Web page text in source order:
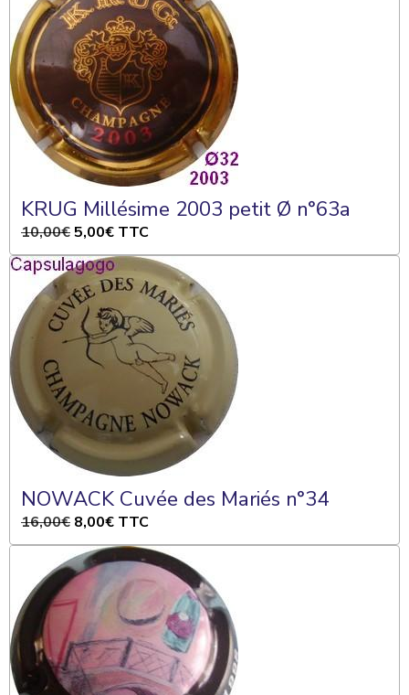
KRUG Millésime 2003 petit Ø n°63a
10,00€5,00€ TTC
NOWACK Cuvée des Mariés n°34
16,00€ 8,00€ TTC